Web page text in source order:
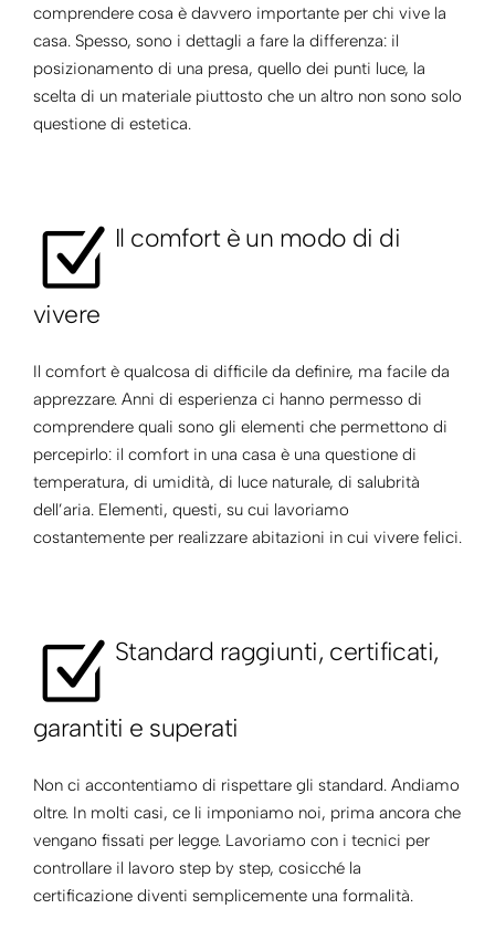
comprendere cosa è davvero importante per chi vive la
casa. Spesso, sono i dettagli a fare la differenza: il
posizionamento di una presa, quello dei punti luce, la
scelta di un materiale piuttosto che un altro non sono solo
questione di estetica.
Il comfort è un modo di di
vivere
Il comfort è qualcosa di difficile da definire, ma facile da
apprezzare. Anni di esperienza ci hanno permesso di
comprendere quali sono gli elementi che permettono di
percepirlo: il comfort in una casa è una questione di
temperatura, di umidità, di luce naturale, di salubrità
dell’aria. Elementi, questi, su cui lavoriamo
costantemente per realizzare abitazioni in cui vivere felici.
Standard raggiunti, certificati,
garantiti e superati
Non ci accontentiamo di rispettare gli standard. Andiamo
oltre. In molti casi, ce li imponiamo noi, prima ancora che
vengano fissati per legge. Lavoriamo con i tecnici per
controllare il lavoro step by step, cosicché la
certificazione diventi semplicemente una formalità.